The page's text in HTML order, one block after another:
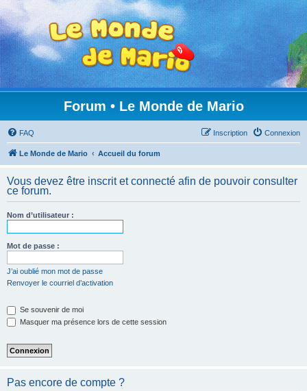
Forum • Le Monde de Mario
FAQ Connexion
Inscription
Le Monde de Mario Accueil du forum
Vous devez être inscrit et connecté afin de pouvoir consulter
ce forum.
Nom d’utilisateur :
Mot de passe :
J’ai oublié mon mot de passe
Renvoyer le courriel d’activation
Se souvenir de moi
Masquer ma présence lors de cette session
Pas encore de compte ?